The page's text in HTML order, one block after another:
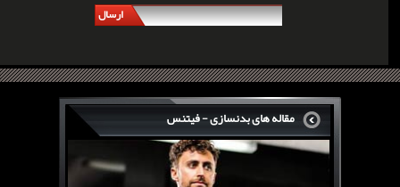
ارسال
مقاله های بدنسازی - فیتنس